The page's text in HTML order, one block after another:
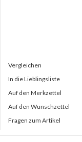
Vergleichen
In die Lieblingsliste
Auf den Merkzettel
Auf den Wunschzettel
Fragen zum Artikel